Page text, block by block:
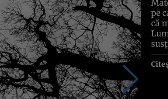
pe
că